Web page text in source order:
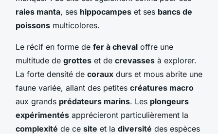
raies manta, ses hippocampes et ses bancs de
poissons multicolores.
Le récif en forme de fer à cheval offre une
multitude de grottes et de crevasses à explorer.
La forte densité de coraux durs et mous abrite une
faune variée, allant des petites créatures macro
aux grands prédateurs marins. Les plongeurs
expérimentés apprécieront particulièrement la
complexité de ce site et la diversité des espèces